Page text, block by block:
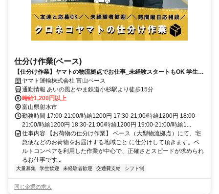
仕分け作業(ベース)
【仕分け作業】ヤマトの物流拠点でお仕事_未経験スタートもOK 学生ス
タッフ活躍中
ヤマト運輸株式会社 富山ベース
通勤情報 あいの風とやま鉄道小杉駅より徒歩15分
時給1,200円以上
富山県射水市
勤務時間 17:00-21:00/時給1200円 17:30-21:00/時給1200円 18:00-
21:00/時給1200円 18:30-21:00/時給1200円 19:00-21:00/時給1...
仕事内容 【お荷物の仕分け作業】 ベース（大型物流拠点）にて、宅
急便などのお荷物をお届けする地域ごと に仕分けして頂きます。ベ
ルトコンベアを利用した作業が中心で、正確さとスピードが求められ
るお仕事です...
大量募集 学生歓迎 未経験者歓迎 交通費支給 シフト制
同じ企業の求人